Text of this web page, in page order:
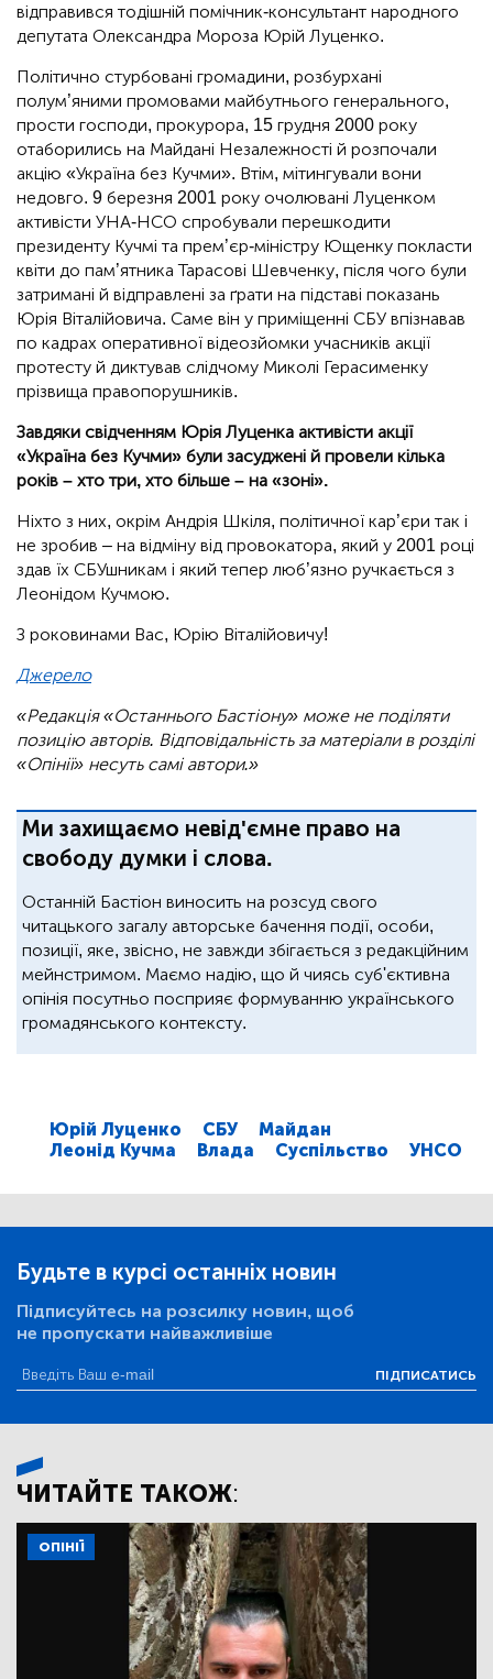
відправився тодішній помічник-консультант народного
депутата Олександра Мороза Юрій Луценко.
Політично стурбовані громадини, розбурхані
полум’яними промовами майбутнього генерального,
прости господи, прокурора, 15 грудня 2000 року
отаборились на Майдані Незалежності й розпочали
акцію «Україна без Кучми». Втім, мітингували вони
недовго. 9 березня 2001 року очолювані Луценком
активісти УНА-НСО спробували перешкодити
президенту Кучмі та прем’єр-міністру Ющенку покласти
квіти до пам’ятника Тарасові Шевченку, після чого були
затримані й відправлені за ґрати на підставі показань
Юрія Віталійовича. Саме він у приміщенні СБУ впізнавав
по кадрах оперативної відеозйомки учасників акції
протесту й диктував слідчому Миколі Герасименку
прізвища правопорушників.
Завдяки свідченням Юрія Луценка активісти акції
«Україна без Кучми» були засуджені й провели кілька
років – хто три, хто більше – на «зоні».
Ніхто з них, окрім Андрія Шкіля, політичної кар’єри так і
не зробив – на відміну від провокатора, який у 2001 році
здав їх СБУшникам і який тепер люб’язно ручкається з
Леонідом Кучмою.
З роковинами Вас, Юрію Віталійовичу!
Джерело
«Редакція «Останнього Бастіону» може не поділяти
позицію авторів. Відповідальність за матеріали в розділі
«Опінії» несуть самі автори.»
Ми захищаємо невід'ємне право на
свободу думки і слова.
Останній Бастіон виносить на розсуд свого
читацького загалу авторське бачення події, особи,
позиції, яке, звісно, не завжди збігається з редакційним
мейнстримом. Маємо надію, що й чиясь суб'єктивна
опінія посутньо посприяє формуванню українського
громадянського контексту.
Юрій Луценко СБУ
Майдан
Леонід Кучма
Влада Суспільство УНСО
Будьте в курсі останніх новин
Підписуйтесь на розсилку новин, щоб
не пропускати найважливіше
ПІДПИСАТИСЬ
ЧИТАЙТЕ ТАКОЖ:
ОПІНІЇ